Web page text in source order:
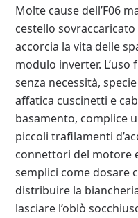
Molte cause dell’F06
cestello
accorcia la vita delle
modulo inverter.
senza necessità,
affatica cuscinetti e
basamento, complice
piccoli trafilamenti
connettori del motore
semplici come dosare
distribuire la
lasciare l’oblò